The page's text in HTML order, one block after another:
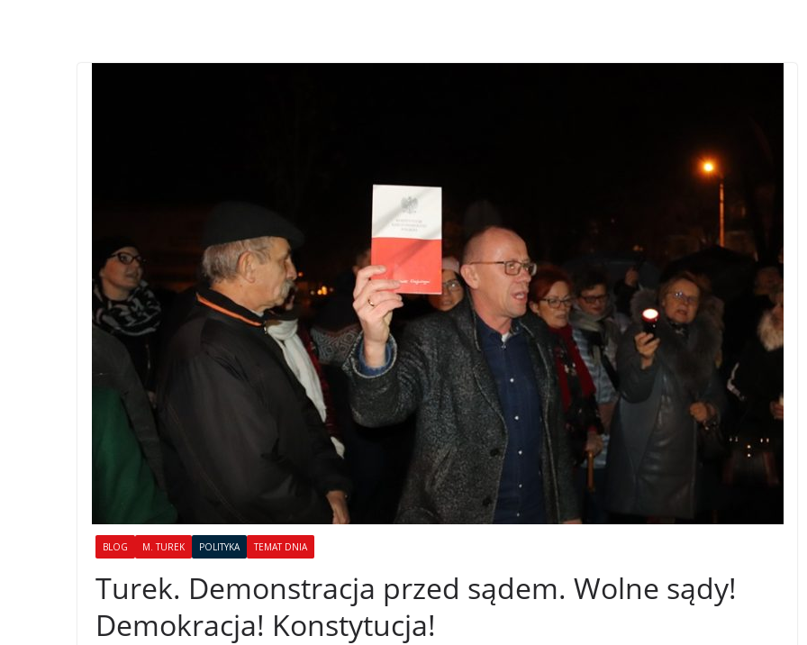
BLOG M. TUREK POLITYKA TEMAT DNIA
Turek. Demonstracja przed sądem. Wolne sądy!
Demokracja! Konstytucja!